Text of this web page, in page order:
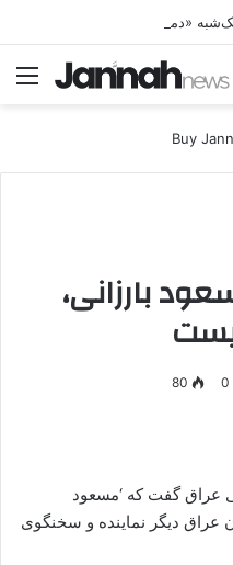
«دموکرات» شد!
بارزانی،
0
80
عراق گفت که ‘مسعود
عراق دیگر نماینده و سخنگوی